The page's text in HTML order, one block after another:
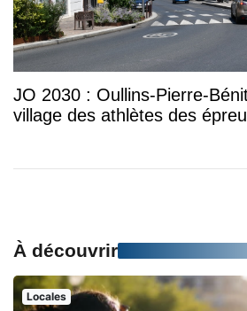
JO 2030 : Oullins-Pierre-
village des athlètes des
À découvrir
Locales